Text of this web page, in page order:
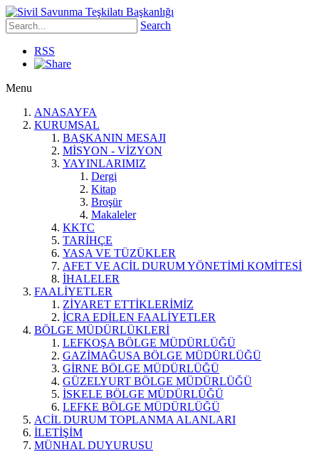
Search
RSS
Menu
ANASAYFA
KURUMSAL
BAŞKANIN MESAJI
MİSYON - VİZYON
YAYINLARIMIZ
Dergi
Kitap
Broşür
Makaleler
KKTC
TARİHÇE
YASA VE TÜZÜKLER
AFET VE ACİL DURUM YÖNETİMİ KOMİTESİ
İHALELER
FAALİYETLER
ZİYARET ETTİKLERİMİZ
İCRA EDİLEN FAALİYETLER
BÖLGE MÜDÜRLÜKLERİ
LEFKOŞA BÖLGE MÜDÜRLÜĞÜ
GAZİMAĞUSA BÖLGE MÜDÜRLÜĞÜ
GİRNE BÖLGE MÜDÜRLÜĞÜ
GÜZELYURT BÖLGE MÜDÜRLÜĞÜ
İSKELE BÖLGE MÜDÜRLÜĞÜ
LEFKE BÖLGE MÜDÜRLÜĞÜ
ACİL DURUM TOPLANMA ALANLARI
İLETİŞİM
MÜNHAL DUYURUSU